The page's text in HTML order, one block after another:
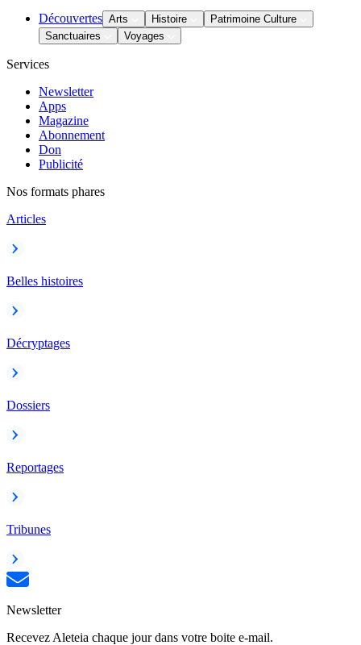
Découvertes Arts Histoire
Patrimoine Culture
Sanctuaires
Voyages
Services
Newsletter
Apps
Magazine
Abonnement
Don
Publicité
Nos formats phares
Articles
Belles histoires
Décryptages
Dossiers
Reportages
Tribunes
Newsletter
Recevez Aleteia chaque jour dans votre boite e-mail.